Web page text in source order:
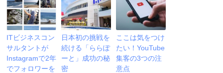
ITビジネスコン
サルタントが
Instagramで2年
でフォロワーを
日本初の挑戦を
続ける「ららぽ
ーと」成功の秘
密
ここは気をつけ
たい！YouTube
集客の3つの注
意点